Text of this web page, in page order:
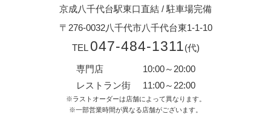
京成八千代台駅東口直結 / 駐車場完備
〒276-0032八千代市八千代台東1-1-10
TEL 047-484-1311(代)
専門店
10:00～20:00
レストラン街
11:00～22:00
※ラストオーダーは店舗によって異なります。
※一部営業時間が異なる店舗がございます。